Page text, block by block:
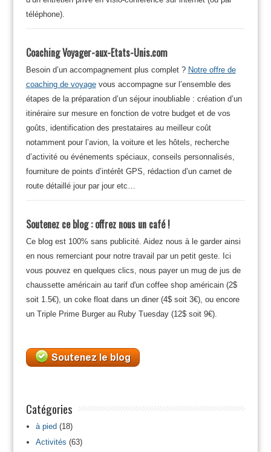
téléphone).
Coaching Voyager-aux-Etats-Unis.com
Besoin d’un accompagnement plus complet ? Notre offre de
coaching de voyagevous accompagne sur l’ensemble des
étapes de la préparation d’un séjour inoubliable : création d’un
itinéraire sur mesure en fonction de votre budget et de vos
goûts, identification des prestataires au meilleur coût
notamment pour l’avion, la voiture et les hôtels, recherche
d’activité ou événements spéciaux, conseils personnalisés,
fourniture de points d’intérêt GPS, rédaction d’un carnet de
route détaillé jour par jour etc…
Soutenez ce blog : offrez nous un café !
Ce blog est 100% sans publicité. Aidez nous à le garder ainsi
en nous remerciant pour notre travail par un petit geste. Ici
vous pouvez en quelques clics, nous payer un mug de jus de
chaussette américain au tarif d'un coffee shop américain (2$
soit 1.5€), un coke float dans un diner (4$ soit 3€), ou encore
un Triple Prime Burger au Ruby Tuesday (12$ soit 9€).
Catégories
à pied(18)
Activités (63)